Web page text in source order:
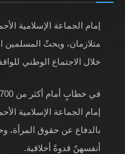
إمام الجماعة الإسلامية
متلازمان، ويحثّ المسلمين
خلال الاجتماع الوطني
إمام الجماعة الإسلامية
بالدفاع عن حقوق المرأة،
أنفسهنّ قدوةً أخلاقية.